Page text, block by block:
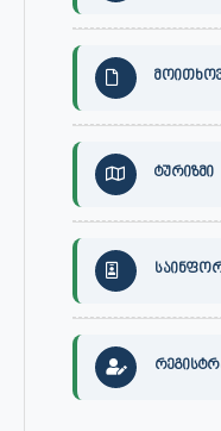
ტურიზმი